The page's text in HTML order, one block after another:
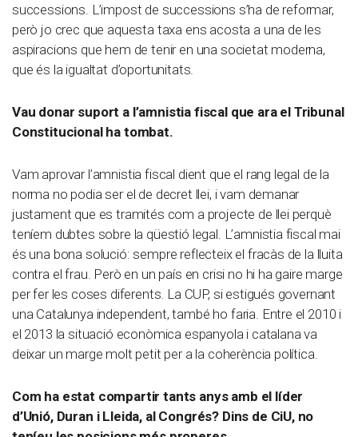
successions. L’impost de successions s’ha de reformar,
però jo crec que aquesta taxa ens acosta a una de les
aspiracions que hem de tenir en una societat moderna,
que és la igualtat d’oportunitats.
Vau donar suport a l’amnistia fiscal que ara el Tribunal
Constitucional ha tombat.
Vam aprovar l’amnistia fiscal dient que el rang legal de la
norma no podia ser el de decret llei, i vam demanar
justament que es tramités com a projecte de llei perquè
teníem dubtes sobre la qüestió legal. L’amnistia fiscal mai
és una bona solució: sempre reflecteix el fracàs de la lluita
contra el frau. Però en un país en crisi no hi ha gaire marge
per fer les coses diferents. La CUP, si estigués governant
una Catalunya independent, també ho faria. Entre el 2010 i
el 2013 la situació econòmica espanyola i catalana va
deixar un marge molt petit per a la coherència política.
Com ha estat compartir tants anys amb el líder
d’Unió, Duran i Lleida, al Congrés? Dins de CiU, no